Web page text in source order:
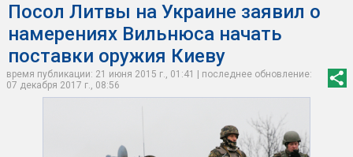
Посол Литвы на Украине заявил о
намерениях Вильнюса начать
поставки оружия Киеву
время публикации: 21 июня 2015 г., 01:41 | последнее обновление:
07 декабря 2017 г., 08:56